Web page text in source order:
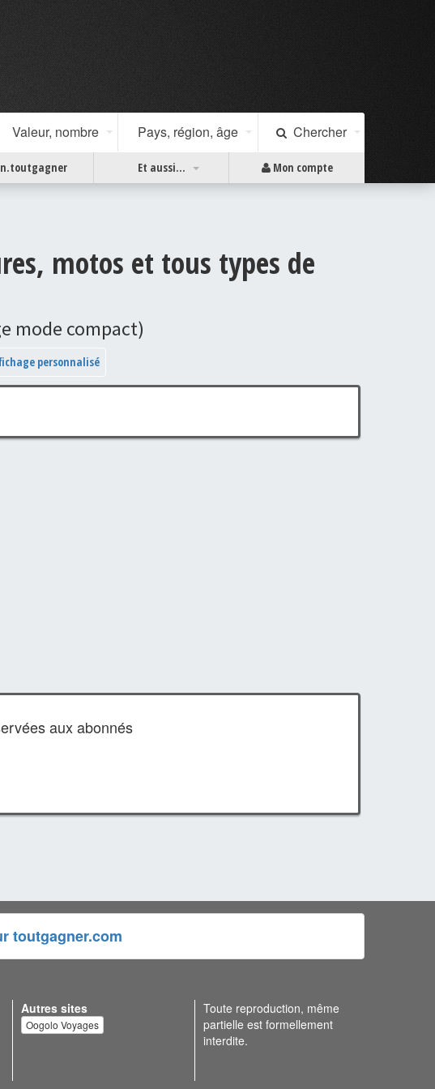
Valeur, nombre Pays, région, âge Chercher
Et aussi... Mon compte
motos et tous types de
mode compact)
personnalisé
aux abonnés
toutgagner.com
Autres sites
Oogolo Voyages
Toute reproduction, même
partielle est formellement
interdite.